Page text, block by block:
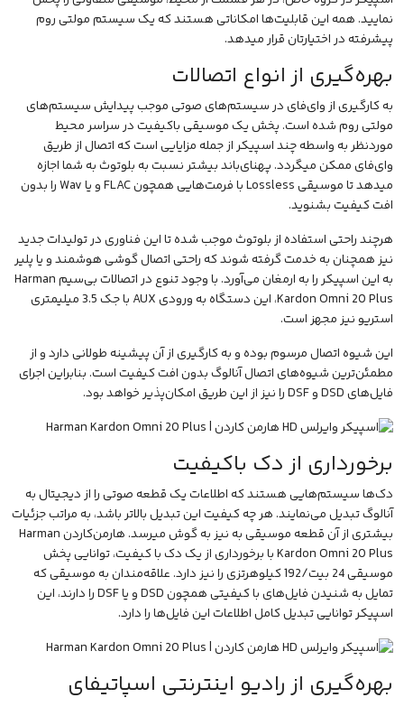
نمایید. همه این قابلیت‌ها امکاناتی هستند که یک سیستم مولتی روم
پیشرفته در اختیارتان قرار میدهد.
بهره‌گیری از انواع اتصالات
به کارگیری از وای‌فای در سیستم‌های صوتی موجب پیدایش سیستم‌های
مولتی روم شده است. پخش یک موسیقی باکیفیت در سراسر محیط
موردنظر به واسطه چند اسپیکر از جمله مزایایی است که اتصال از طریق
وای‌فای ممکن میگردد. پهنای‌باند بیشتر نسبت به بلوتوث به شما اجازه
میدهد تا موسیقی Lossless با فرمت‌هایی همچون FLAC و یا Wav را بدون
افت کیفیت بشنوید.
هرچند راحتی استفاده از بلوتوث موجب شده تا این فناوری در تولیدات جدید
نیز همچنان به خدمت گرفته شوند که راحتی اتصال گوشی هوشمند و یا پلیر
به این اسپیکر را به ارمغان می‌‌آورد. با وجود تنوع در اتصالات بی‌سیم Harman
Kardon Omni 20 Plus، این دستگاه به ورودی AUX با جک 3.5 میلیمتری
استریو نیز مجهز است.
این شیوه اتصال مرسوم بوده و به کارگیری از آن پیشینه طولانی دارد و از
مطمئن‌ترین شیوه‌های اتصال آنالوگ بدون افت کیفیت است. بنابراین اجرای
فایل‌های DSD و DSF را نیز از این طریق امکان‌پذیر خواهد بود.
برخورداری از دک باکیفیت
دک‌ها سیستم‌هایی هستند که اطلاعات یک قطعه صوتی را از دیجیتال به
آنالوگ تبدیل می‌نمایند. هر چه کیفیت این تبدیل بالاتر باشد، به مراتب جزئیات
بیشتری از آن قطعه موسیقی به نیز به گوش میرسد. هارمن‌کاردن Harman
Kardon Omni 20 Plus با برخورداری از یک دک با کیفیت، توانایی پخش
موسیقی 24 بیت/192 کیلوهرتزی را نیز دارد. علاقه‌مندان به موسیقی که
تمایل به شنیدن فایل‌های با کیفیتی همچون DSD و یا DSF را دارند، این
اسپیکر توانایی تبدیل کامل اطلاعات این فایل‌ها را دارد.
بهره‌گیری از رادیو اینترنتی اسپاتیفای